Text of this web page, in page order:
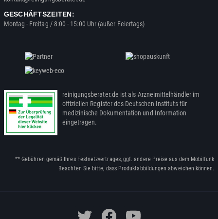
GESCHÄFTSZEITEN:
Montag - Freitag / 8:00 - 15:00 Uhr (außer Feiertags)
reinigungsberater.de ist als Arzneimittelhändler im
offiziellen Register des Deutschen Instituts für
medizinische Dokumentation und Information
eingetragen.
** Gebühren gemäß Ihres Festnetzvertrages, ggf. andere Preise aus dem Mobilfunk
Beachten Sie bitte, dass Produktabbildungen abweichen können.